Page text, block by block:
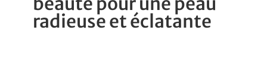
radieuse et éclatante